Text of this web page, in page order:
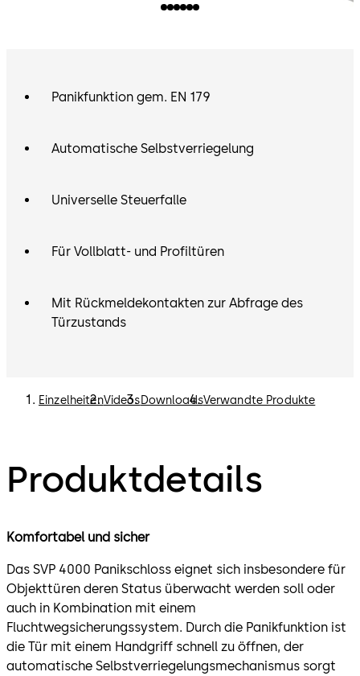
Panikfunktion gem. EN 179
Automatische Selbstverriegelung
Universelle Steuerfalle
Für Vollblatt- und Profiltüren
Mit Rückmeldekontakten zur Abfrage des
Türzustands
EinzelheitenVideosDownloadsVerwandte Produkte
Produktdetails
Komfortabel und sicher
Das SVP 4000 Panikschloss eignet sich insbesondere für
Objekttüren deren Status überwacht werden soll oder
auch in Kombination mit einem
Fluchtwegsicherungssystem. Durch die Panikfunktion ist
die Tür mit einem Handgriff schnell zu öffnen, der
automatische Selbstverriegelungsmechanismus sorgt